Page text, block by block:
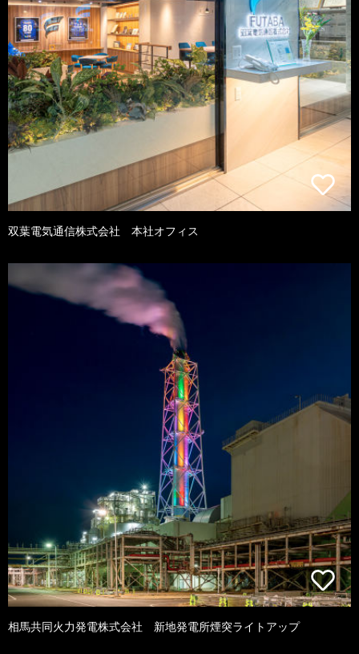
双葉電気通信株式会社 本社オフィス
相馬共同火力発電株式会社 新地発電所煙突ライトアップ